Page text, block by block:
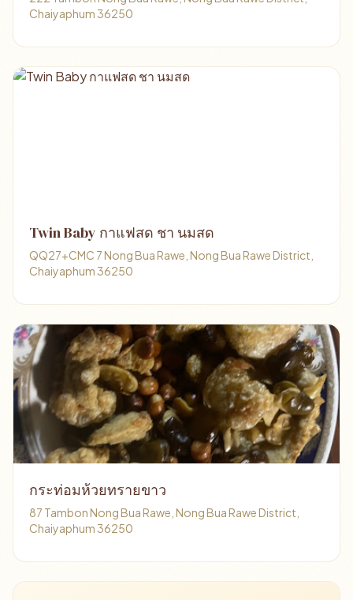
Chaiyaphum 36250
Twin Baby กาแฟสด ชา นมสด
QQ27+CMC 7 Nong Bua Rawe, Nong Bua Rawe District,
Chaiyaphum 36250
กระท่อมห้วยทรายขาว
87 Tambon Nong Bua Rawe, Nong Bua Rawe District,
Chaiyaphum 36250